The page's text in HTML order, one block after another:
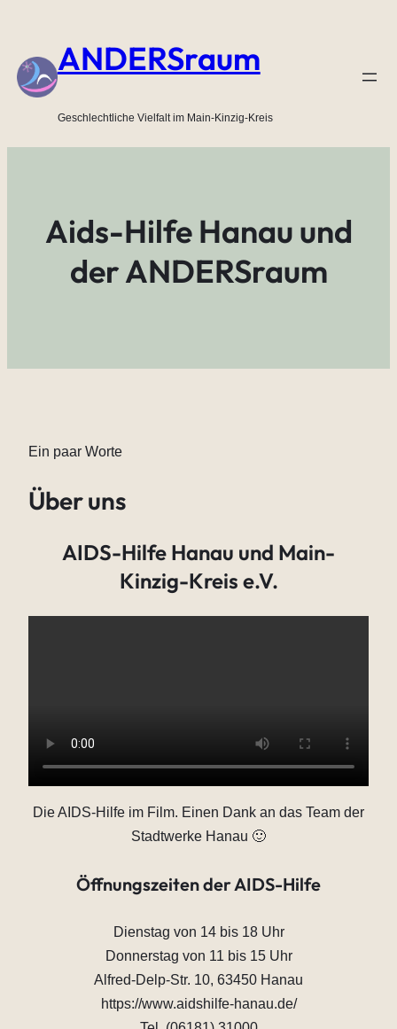
springenANDERSraum
Geschlechtliche Vielfalt im Main-Kinzig-Kreis
Aids-Hilfe Hanau und
der ANDERSraum
Ein paar Worte
Über uns
AIDS-Hilfe Hanau und Main-
Kinzig-Kreis e.V.
Die AIDS-Hilfe im Film. Einen Dank an das Team der
Stadtwerke Hanau 🙂
Öffnungszeiten der AIDS-Hilfe
Dienstag von 14 bis 18 Uhr
Donnerstag von 11 bis 15 Uhr
Alfred-Delp-Str. 10, 63450 Hanau
https://www.aidshilfe-hanau.de/